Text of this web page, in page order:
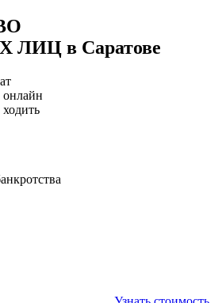
в Саратове